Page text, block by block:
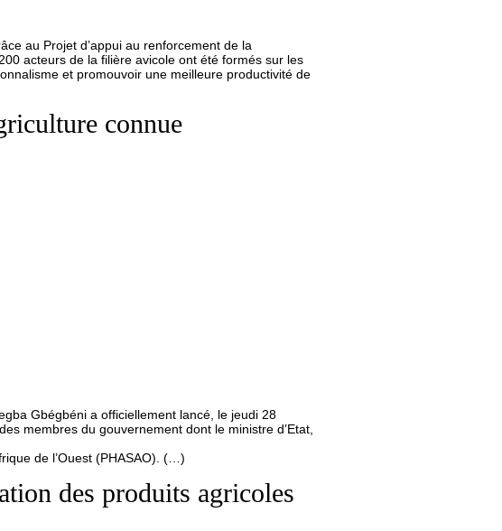
au Projet d’appui au renforcement de la
acteurs de la filière avicole ont été formés sur les
et promouvoir une meilleure productivité de
connue
Gbégbéni a officiellement lancé, le jeudi 28
membres du gouvernement dont le ministre d’Etat,
de l’Ouest (PHASAO). (…)
des produits agricoles